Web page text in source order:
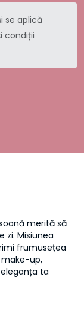
se aplică
condiții
merită să
zi. Misiunea
frumusețea
up,
ta